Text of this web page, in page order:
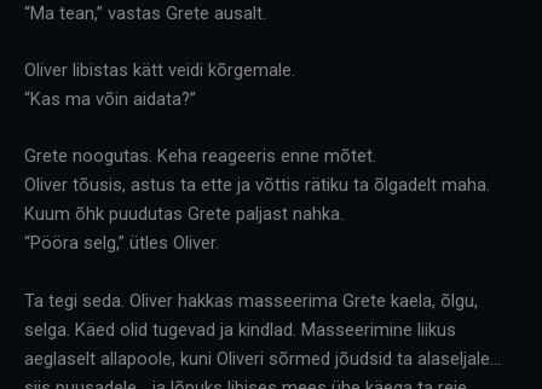
“Ma tean,” vastas Grete ausalt.
Oliver libistas kätt veidi kõrgemale.
“Kas ma võin aidata?”
Grete noogutas. Keha reageeris enne mõtet.
Oliver tõusis, astus ta ette ja võttis rätiku ta õlgadelt maha.
Kuum õhk puudutas Grete paljast nahka.
“Pööra selg,” ütles Oliver.
Ta tegi seda. Oliver hakkas masseerima Grete kaela, õlgu,
selga. Käed olid tugevad ja kindlad. Masseerimine liikus
aeglaselt allapoole, kuni Oliveri sõrmed jõudsid ta alaseljale…